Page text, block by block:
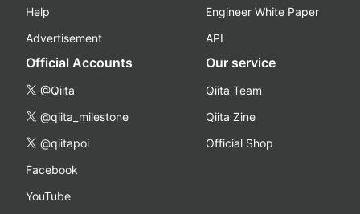
Help
Advertisement
Engineer White Paper
API
Official Accounts
@Qiita
@qiita_milestone
@qiitapoi
Facebook
YouTube
Our service
Qiita Team
Qiita Zine
Official Shop